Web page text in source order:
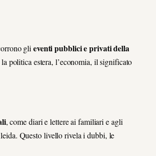
gli eventi pubblici e privati della
politica estera, l’economia, il significato
, come diari e lettere ai familiari e agli
Questo livello rivela i dubbi, le